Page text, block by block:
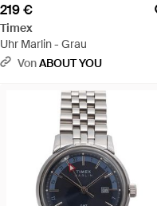
219 €
Timex
Uhr Marlin - Grau
VonABOUT YOU